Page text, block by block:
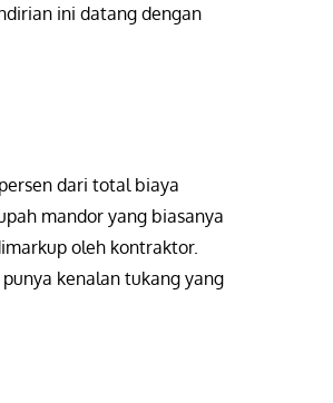
ini datang dengan
dari total biaya
mandor yang biasanya
oleh kontraktor.
kenalan tukang yang